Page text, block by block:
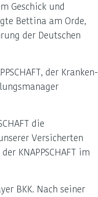
Geschick und
Bettina am Orde,
der Deutschen
der Kranken-
die
Versicherten
KNAPPSCHAFT im
BKK. Nach seiner